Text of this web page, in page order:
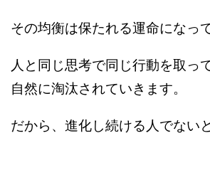
その均衡は保たれる運命になっ
人と同じ思考で同じ行動を取っ
自然に淘汰されていきます。
だから、進化し続ける人でない